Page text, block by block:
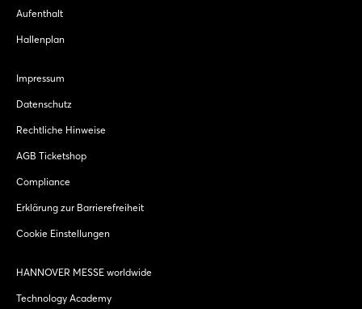
Aufenthalt
Hallenplan
Impressum
Datenschutz
Rechtliche Hinweise
AGB Ticketshop
Compliance
Erklärung zur Barrierefreiheit
Cookie Einstellungen
HANNOVER MESSE worldwide
Technology Academy